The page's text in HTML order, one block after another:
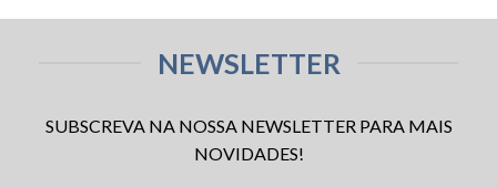
NEWSLETTER
SUBSCREVA NA NOSSA NEWSLETTER PARA MAIS
NOVIDADES!